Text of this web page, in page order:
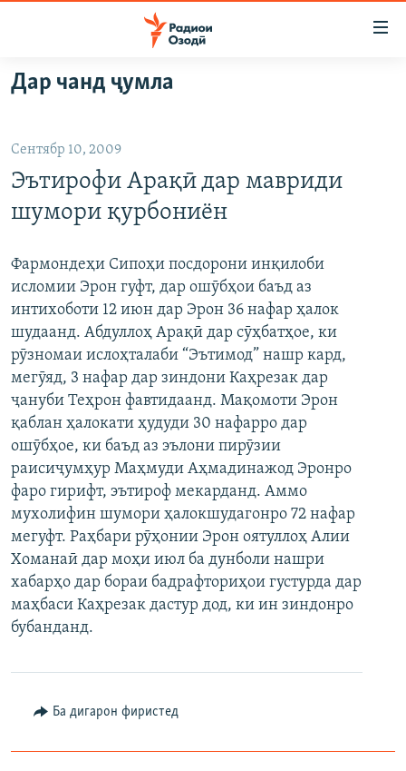
Ҷаҳиш
ба
аслӣ
ба
феҳристи
аслӣ
Ҷаҳиш
ГӮШАҲО
ҶОМЕА
ҚАЗИЯИ "КРОКУС"
ОСИЁИ МАРКАЗӢ
ФАРҲАНГ
МЕҲМОНИ ОЗОДӢ
ВАРЗИШ
РӮЗГОРИ МУҲОҶИР
САЛОМ, ХОҲАР
ТАҲҚИҚОТ
ҶАНГ ДАР УКРАИНА
НАЗАРИ МАРДУМ
БЛОГИСТОН
ОЗОДӢ ОНЛАЙН
ЧАНДРАСОНАӢ
ВИДЕО
НИГОРИСТОН
ГУЗОРИШҲОИ РАДИОӢ
РӮЙХАТҲО
КИТОБҲОИ ОЗОДӢ
Русский
ПАЙГИРӢ КУНЕД
Ҳамаи сомонаҳои RFE/RL
Дар чанд ҷумла
Сентябр 10, 2009
Эътирофи Арақӣ дар мавриди
шумори қурбониён
Фармондеҳи Сипоҳи посдорони инқилоби
исломии Эрон гуфт, дар ошӯбҳои баъд аз
интихоботи 12 июн дар Эрон 36 нафар ҳалок
шудаанд. Абдуллоҳ Арақӣ дар сӯҳбатҳое, ки
рӯзномаи ислоҳталаби “Эътимод” нашр кард,
мегӯяд, 3 нафар дар зиндони Каҳрезак дар
ҷануби Теҳрон фавтидаанд. Мақомоти Эрон
қаблан ҳалокати ҳудуди 30 нафарро дар
ошӯбҳое, ки баъд аз эълони пирӯзии
раисиҷумҳур Маҳмуди Аҳмадинажод Эронро
фаро гирифт, эътироф мекарданд. Аммо
мухолифин шумори ҳалокшудагонро 72 нафар
мегуфт. Раҳбари рӯҳонии Эрон оятуллоҳ Алии
Хоманаӣ дар моҳи июл ба дунболи нашри
хабарҳо дар бораи бадрафториҳои густурда дар
маҳбаси Каҳрезак дастур дод, ки ин зиндонро
бубанданд.
Ба дигарон фиристед